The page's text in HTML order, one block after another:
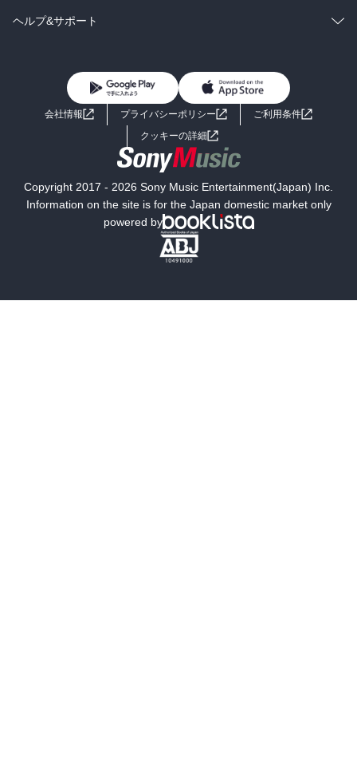
BL・TL
雑誌・グラビア
ラノベ
コミック
ライトノベル 男子向けラノベ
小説
海外小説
ミステリー SF
文学
ヘルプ&サポート
よくあるご質問 お問い合わせ
会社情報 プライバシーポリシー
ご利用条件
クッキーの詳細
Copyright 2017 - 2026 Sony Music Entertainment(Japan) Inc.
Information on the site is for the Japan domestic market only
powered by